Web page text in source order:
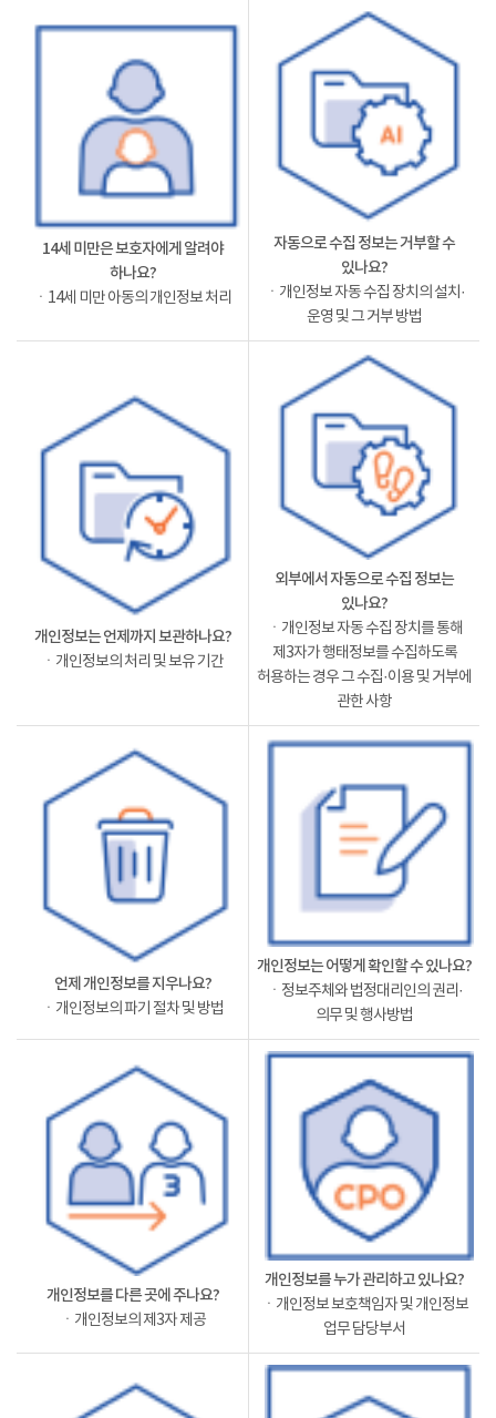
14세 미만은 보호자에게 알려야
하나요?
ㆍ14세 미만 아동의 개인정보 처리
자동으로 수집 정보는 거부할 수
있나요?
ㆍ개인정보 자동 수집 장치의 설치·
운영 및 그 거부 방법
개인정보는 언제까지 보관하나요?
ㆍ개인정보의 처리 및 보유 기간
외부에서 자동으로 수집 정보는
있나요?
ㆍ개인정보 자동 수집 장치를 통해
제3자가 행태정보를 수집하도록
허용하는 경우 그 수집·이용 및 거부에
관한 사항
언제 개인정보를 지우나요?
ㆍ개인정보의 파기 절차 및 방법
개인정보는 어떻게 확인할 수 있나요?
ㆍ정보주체와 법정대리인의 권리·
의무 및 행사방법
개인정보를 다른 곳에 주나요?
ㆍ개인정보의 제3자 제공
개인정보를 누가 관리하고 있나요?
ㆍ개인정보 보호책임자 및 개인정보
업무 담당부서